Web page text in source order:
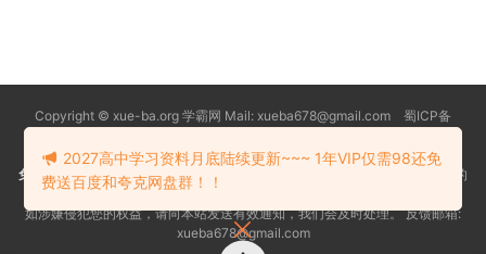
Copyright © xue-ba.org 学霸网 Mail: xueba678@gmail.com 蜀ICP备
常见问题
更新日志 忘记密码本站推荐浏览器：Edge浏览器
免责声明 ：本站资源均搜索自互联网和网友分享,仅供大家学习交流,不对资料的
真实性和安全性负责！
如涉嫌侵犯您的权益，请向本站发送有效通知，我们会及时处理。 反馈邮箱:
xueba678@gmail.com
2027高中学习资料月底陆续更新~~~ 1年VIP仅需98还免
费送百度和夸克网盘群！！